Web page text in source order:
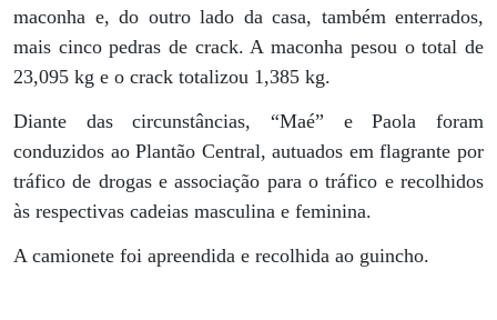
maconha e, do outro lado da casa, também enterrados,
mais cinco pedras de crack. A maconha pesou o total de
23,095 kg e o crack totalizou 1,385 kg.
Diante das circunstâncias, “Maé” e Paola foram
conduzidos ao Plantão Central, autuados em flagrante por
tráfico de drogas e associação para o tráfico e recolhidos
às respectivas cadeias masculina e feminina.
A camionete foi apreendida e recolhida ao guincho.